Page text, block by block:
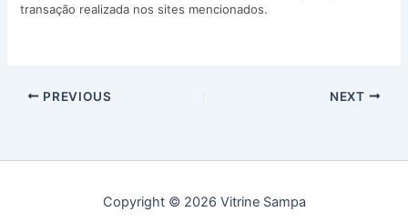
transação realizada nos sites mencionados.
PREVIOUS NEXT
Copyright © 2026 Vitrine Sampa